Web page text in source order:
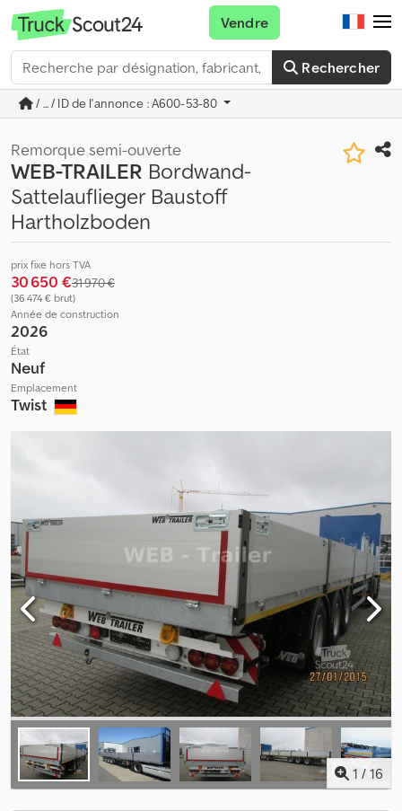
Rechercher
Vendre
/ ... / ID de l'annonce : A600-53-80
Remorque semi-ouverte
WEB-TRAILER Bordwand-
Sattelauflieger Baustoff
Hartholzboden
prix fixe hors TVA
30 650 €31 970 €
(36 474 € brut)
Année de construction
2026
État
Neuf
Emplacement
Twist
1 / 16